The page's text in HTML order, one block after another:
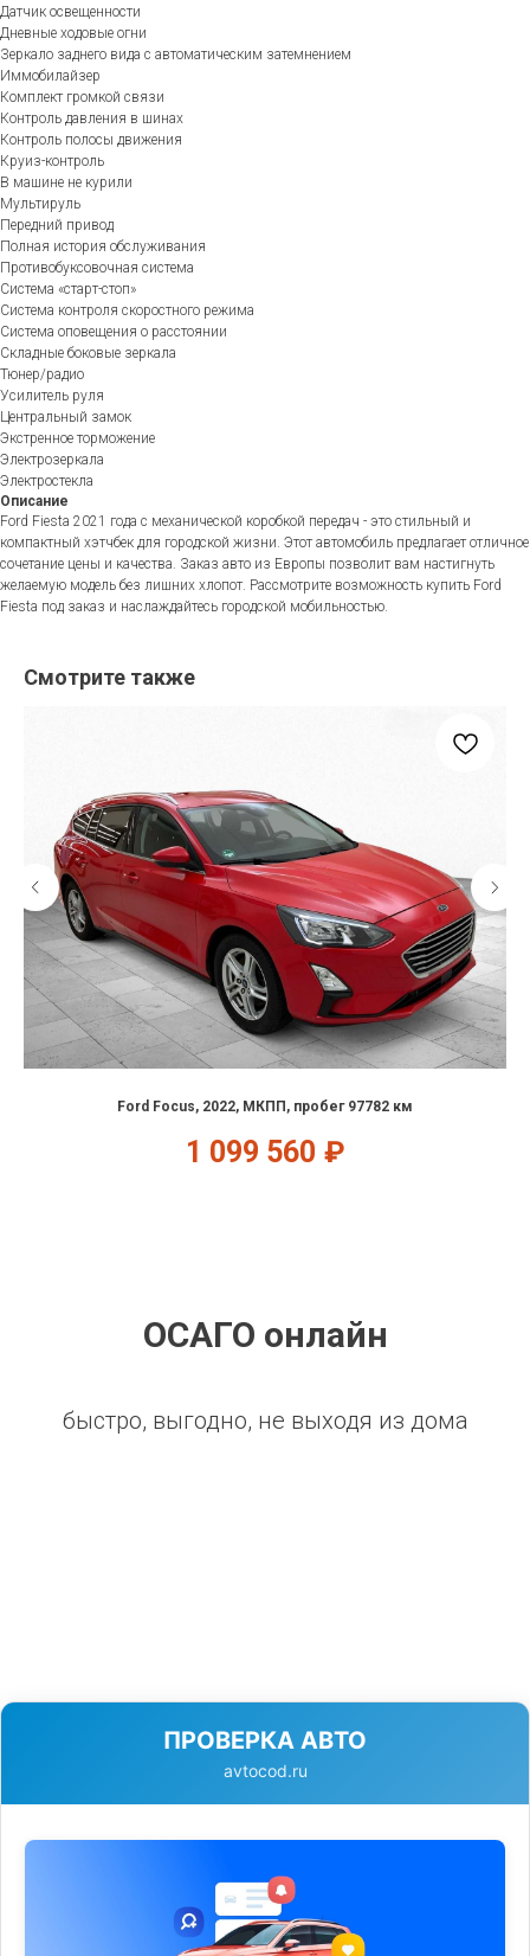
Датчик освещенности
Дневные ходовые огни
Зеркало заднего вида с автоматическим затемнением
Иммобилайзер
Комплект громкой связи
Контроль давления в шинах
Контроль полосы движения
Круиз-контроль
В машине не курили
Мультируль
Передний привод
Полная история обслуживания
Противобуксовочная система
Система «старт-стоп»
Система контроля скоростного режима
Система оповещения о расстоянии
Складные боковые зеркала
Тюнер/радио
Усилитель руля
Центральный замок
Экстренное торможение
Электрозеркала
Электростекла
Описание
Ford Fiesta 2021 года с механической коробкой передач - это стильный и
компактный хэтчбек для городской жизни. Этот автомобиль предлагает отличное
сочетание цены и качества. Заказ авто из Европы позволит вам настигнуть
желаемую модель без лишних хлопот. Рассмотрите возможность купить Ford
Fiesta под заказ и наслаждайтесь городской мобильностью.
Смотрите также
Ford Focus, 2022, МКПП, пробег 97782 км
1 099 560 ₽
ОСАГО онлайн
быстро, выгодно, не выходя из дома
ПРОВЕРКА АВТО
avtocod.ru